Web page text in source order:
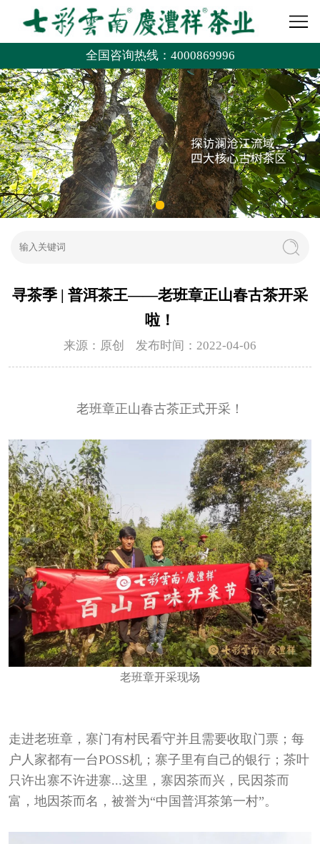
全国咨询热线：4000869996
寻茶季 | 普洱茶王——老班章正山春古茶开采
啦！
来源：原创 发布时间：2022-04-06
老班章正山春古茶正式开采！
老班章开采现场
走进老班章，寨门有村民看守并且需要收取门票；每
户人家都有一台POSS机；寨子里有自己的银行；茶叶
只许出寨不许进寨...这里，寨因茶而兴，民因茶而
富，地因茶而名，被誉为“中国普洱茶第一村”。